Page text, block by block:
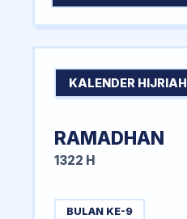
KALENDER HIJRIAH
RAMADHAN
1322 H
BULAN KE-9